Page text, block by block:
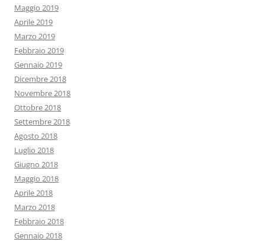
Maggio 2019
Aprile 2019
Marzo 2019
Febbraio 2019
Gennaio 2019
Dicembre 2018
Novembre 2018
Ottobre 2018
Settembre 2018
Agosto 2018
Luglio 2018
Giugno 2018
Maggio 2018
Aprile 2018
Marzo 2018
Febbraio 2018
Gennaio 2018